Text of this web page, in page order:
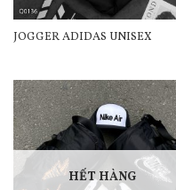
JOGGER ADIDAS UNISEX
HẾT HÀNG